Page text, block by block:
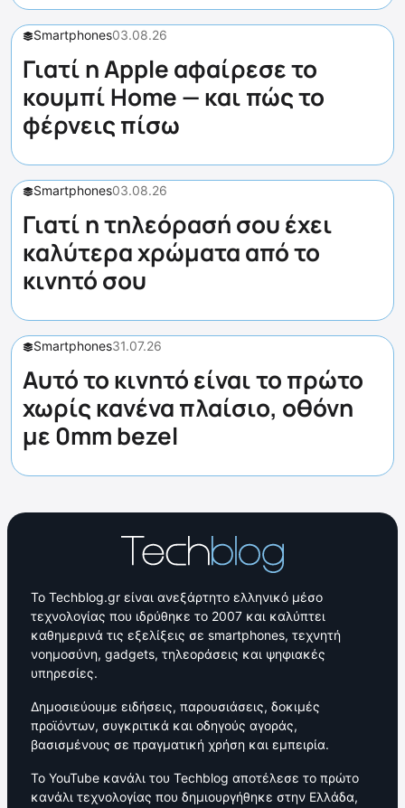
Smartphones03.08.26
Γιατί η Apple αφαίρεσε το
κουμπί Home — και πώς το
φέρνεις πίσω
Smartphones03.08.26
Γιατί η τηλεόρασή σου έχει
καλύτερα χρώματα από το
κινητό σου
Smartphones31.07.26
Αυτό το κινητό είναι το πρώτο
χωρίς κανένα πλαίσιο, οθόνη
με 0mm bezel
Το Techblog.gr είναι ανεξάρτητο ελληνικό μέσο
τεχνολογίας που ιδρύθηκε το 2007 και καλύπτει
καθημερινά τις εξελίξεις σε smartphones, τεχνητή
νοημοσύνη, gadgets, τηλεοράσεις και ψηφιακές
υπηρεσίες.
Δημοσιεύουμε ειδήσεις, παρουσιάσεις, δοκιμές
προϊόντων, συγκριτικά και οδηγούς αγοράς,
βασισμένους σε πραγματική χρήση και εμπειρία.
Το YouTube κανάλι του Techblog αποτέλεσε το πρώτο
κανάλι τεχνολογίας που δημιουργήθηκε στην Ελλάδα,